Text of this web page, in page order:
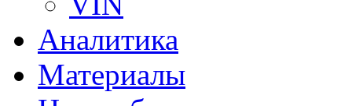
Аналитика
Материалы